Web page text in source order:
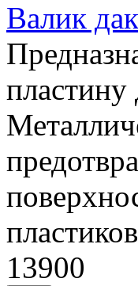
Валик
пластину
13900